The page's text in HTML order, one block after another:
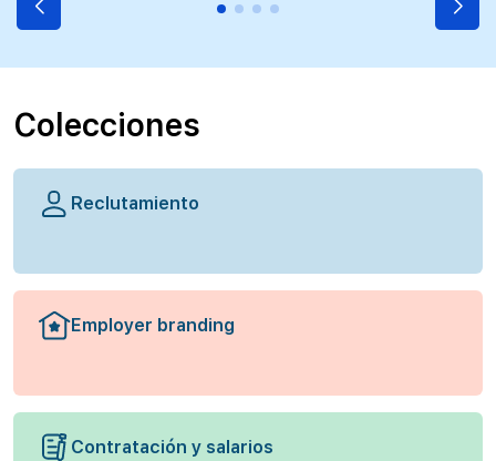
Colecciones
Reclutamiento
Employer branding
Contratación y salarios